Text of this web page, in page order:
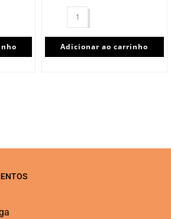
Adicionar ao carrinho